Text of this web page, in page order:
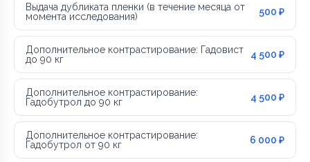
Выдача дубликата пленки (в течение месяца от
момента исследования)
500 ₽
Дополнительное контрастирование: Гадовист
до 90 кг
4 500 ₽
Дополнительное контрастирование:
Гадобутрол до 90 кг
4 500 ₽
Дополнительное контрастирование:
Гадобутрол от 90 кг
6 000 ₽